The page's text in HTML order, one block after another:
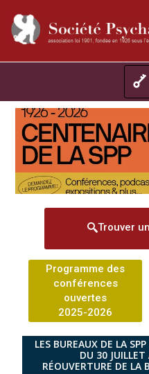
Trouver
Programme des
conférences
ouvertes
2025-2026
LES BUREAUX DE LA
DU 30
RÉOUVERTURE DE LA